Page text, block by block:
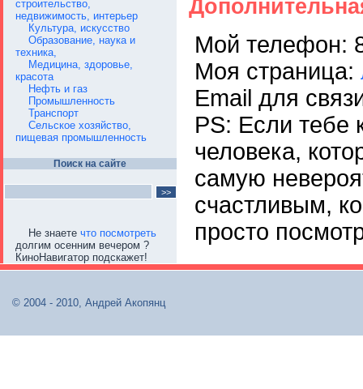
строительство,
недвижимость, интерьер
Культура, искусство
Образование, наука и
техника,
Медицина, здоровье,
красота
Нефть и газ
Промышленность
Транспорт
Сельское хозяйство,
пищевая промышленность
Поиск на сайте
Не знаете что посмотреть
долгим осенним вечером ?
КиноНавигатор подскажет!
Мой телефон:
Моя страница:
Email для
PS: Если тебе
человека,
самую
счастливым,
просто
© 2004 - 2010, Андрей Акопянц